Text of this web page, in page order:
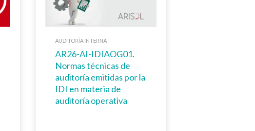
AUDITORÍA INTERNA
AR26-AI-IDIAOG01.
Normas técnicas de
auditoría emitidas por la
IDI en materia de
auditoría operativa